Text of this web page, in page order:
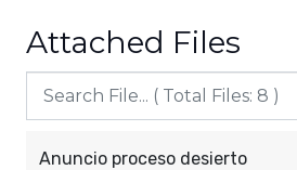
Attached Files
Anuncio proceso desierto